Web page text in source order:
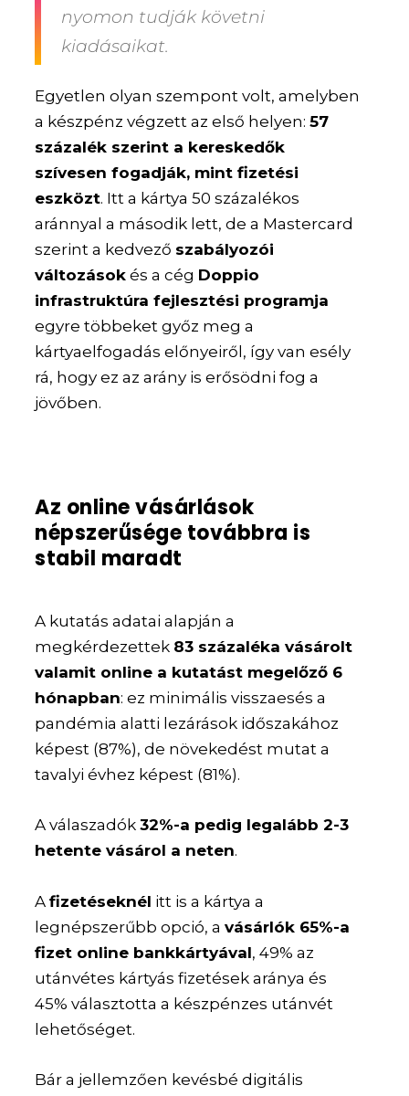
nyomon tudják követni
kiadásaikat.
Egyetlen olyan szempont volt, amelyben
a készpénz végzett az első helyen:57
százalék szerint a kereskedők
szívesen fogadják, mint fizetési
eszközt. Itt a kártya 50 százalékos
aránnyal a második lett, de a Mastercard
szerint a kedvező szabályozói
változások és a cég Doppio
infrastruktúra fejlesztési programja
egyre többeket győz meg a
kártyaelfogadás előnyeiről, így van esély
rá, hogy ez az arány is erősödni fog a
jövőben.
Az online vásárlások
népszerűsége továbbra is
stabil maradt
A kutatás adatai alapján a
megkérdezettek 83 százaléka vásárolt
valamit online a kutatást megelőző 6
hónapban: ez minimális visszaesés a
pandémia alatti lezárások időszakához
képest (87%), de növekedést mutat a
tavalyi évhez képest (81%).
A válaszadók32%-a pedig legalább 2-3
hetente vásárol a neten.
Afizetéseknél itt is a kártya a
legnépszerűbb opció, avásárlók 65%-a
fizet online bankkártyával, 49% az
utánvétes kártyás fizetések aránya és
45% választotta a készpénzes utánvét
lehetőséget.
Bár a jellemzően kevésbé digitális